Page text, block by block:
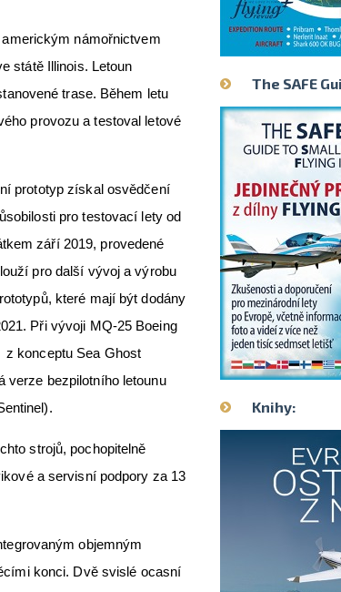
námořnictvem
státě Illinois. Letoun
trase. Během letu
provozu a testoval letové
prototyp získal osvědčení
pro testovací lety od
září 2019, provedené
pro další vývoj a výrobu
které mají být dodány
Při vývoji MQ-25 Boeing
konceptu Sea Ghost
verze bezpilotního letounu
strojů, pochopitelně
a servisní podpory za 13
objemným
konci. Dvě svislé ocasní
The SAFE
Knihy: